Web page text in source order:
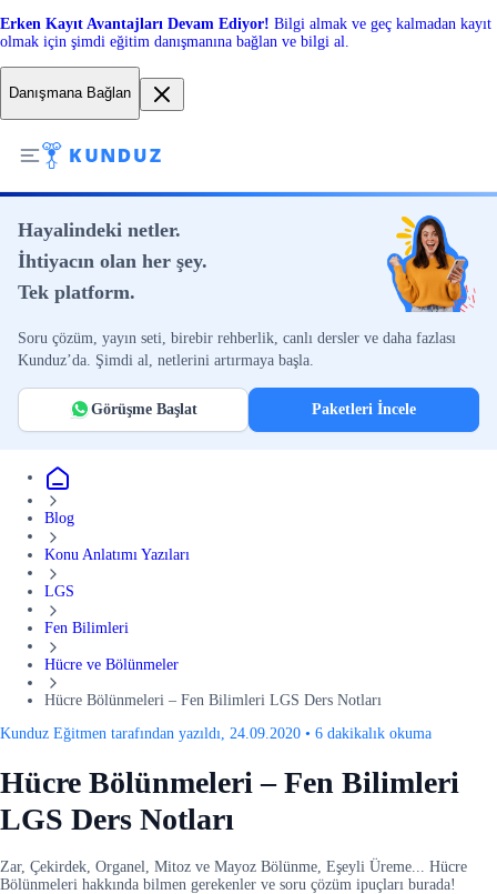
Erken Kayıt Avantajları Devam Ediyor! Bilgi almak ve geç kalmadan kayıt
olmak için şimdi eğitim danışmanına bağlan ve bilgi al.
Danışmana Bağlan
Hayalindeki netler.
İhtiyacın olan her şey.
Tek platform.
Soru çözüm, yayın seti, birebir rehberlik, canlı dersler ve daha fazlası
Kunduz’da. Şimdi al, netlerini artırmaya başla.
Görüşme Başlat Paketleri İncele
Blog
Konu Anlatımı Yazıları
LGS
Fen Bilimleri
Hücre ve Bölünmeler
Hücre Bölünmeleri – Fen Bilimleri LGS Ders Notları
Kunduz Eğitmen tarafından yazıldı, 24.09.2020 • 6 dakikalık okuma
Hücre Bölünmeleri – Fen Bilimleri
LGS Ders Notları
Zar, Çekirdek, Organel, Mitoz ve Mayoz Bölünme, Eşeyli Üreme... Hücre
Bölünmeleri hakkında bilmen gerekenler ve soru çözüm ipuçları burada!